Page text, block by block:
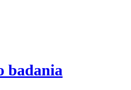
badania